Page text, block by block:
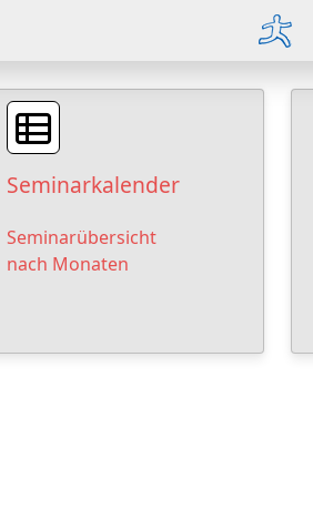
Seminarkalender
Seminarübersicht
nach Monaten